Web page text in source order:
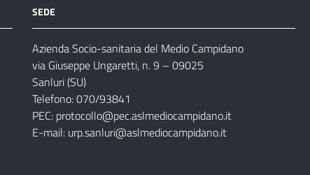
SEDE
Azienda Socio-sanitaria del Medio Campidano
via Giuseppe Ungaretti, n. 9 – 09025
Sanluri (SU)
Telefono: 070/93841
PEC: protocollo@pec.aslmediocampidano.it
E-mail: urp.sanluri@aslmediocampidano.it